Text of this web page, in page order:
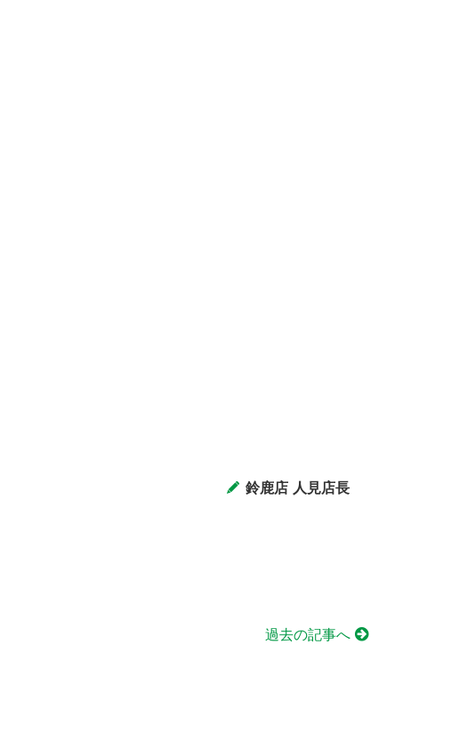
鈴鹿店 人見店長
過去の記事へ